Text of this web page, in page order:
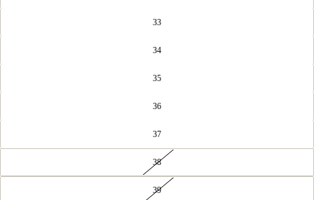
33
34
35
36
37
38
39